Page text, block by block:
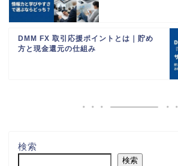
DMM FX 取引応援ポイントとは｜貯め
方と現金還元の仕組み
検索
検索